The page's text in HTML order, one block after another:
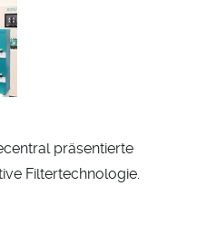
präsentierte
Filtertechnologie.